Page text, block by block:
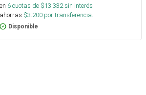
en 6cuotas de $13.332sin interés
ahorras $3.200 por transferencia.
Disponible